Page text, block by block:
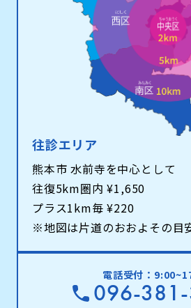
往診エリア
熊本市 水前寺を中心として
往復5km圏内 ¥1,650
プラス1km毎 ¥220
※地図は片道のおおよその目
電話受付：
096-